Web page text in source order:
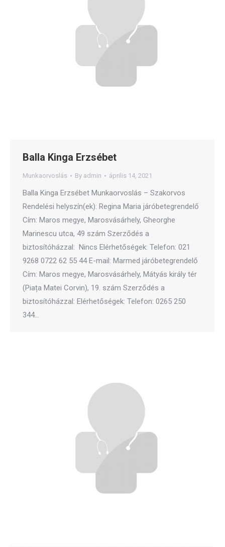
Balla Kinga Erzsébet
Munkaorvoslás By admin április 14, 2021
Balla Kinga Erzsébet Munkaorvoslás – Szakorvos
Rendelési helyszín(ek): Regina Maria járóbetegrendelő
Cím: Maros megye, Marosvásárhely, Gheorghe
Marinescu utca, 49 szám Szerződés a
biztosítóházzal: Nincs Elérhetőségek: Telefon: 021
9268 0722 62 55 44 E-mail: Marmed járóbetegrendelő
Cím: Maros megye, Marosvásárhely, Mátyás király tér
(Piața Matei Corvin), 19. szám Szerződés a
biztosítóházzal: Elérhetőségek: Telefon: 0265 250
344…